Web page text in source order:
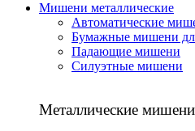
Мишени металлические
Автоматические
Бумажные мишени
Падающие мишени
Силуэтные мишени
Металлические мишени